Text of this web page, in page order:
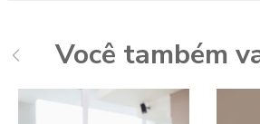
Você também